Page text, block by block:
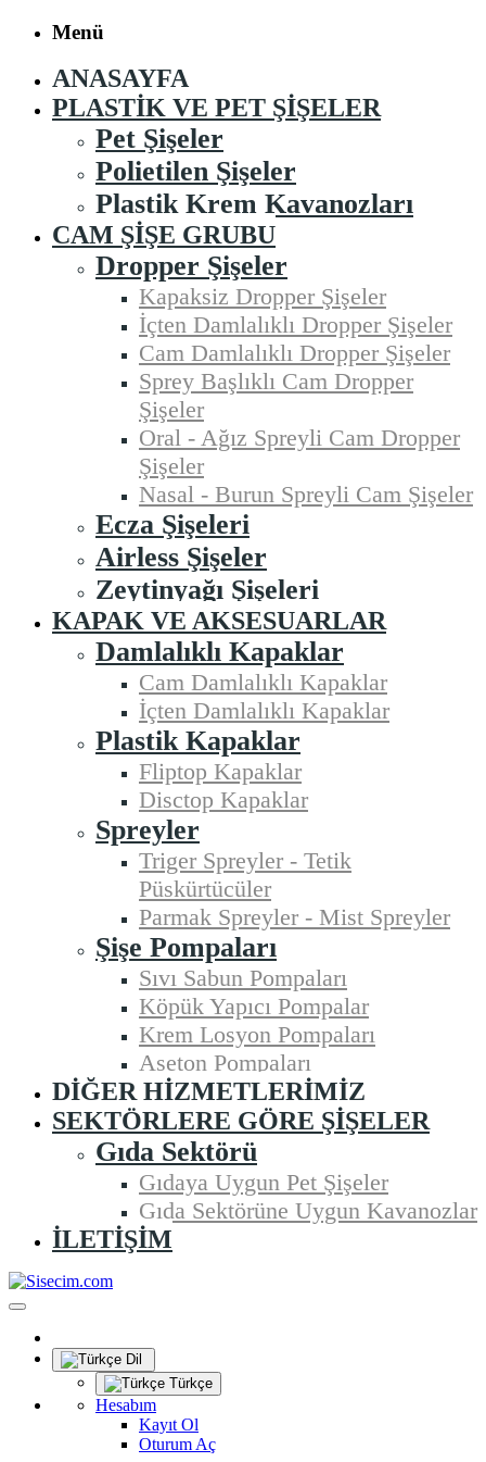
Menü
ANASAYFA
PLASTIK VE PET ŞIŞELER
Pet Şişeler
Polietilen Şişeler
Plastik Krem Kavanozları
CAM ŞIŞE GRUBU
Dropper Şişeler
Kapaksiz Dropper Şişeler
İçten Damlalıklı Dropper Şişeler
Cam Damlalıklı Dropper Şişeler
Sprey Başlıklı Cam Dropper
Şişeler
Oral - Ağız Spreyli Cam Dropper
Şişeler
Nasal - Burun Spreyli Cam Şişeler
Ecza Şişeleri
Airless Şişeler
Zeytinyağı Şişeleri
KAPAK VE AKSESUARLAR
Damlalıklı Kapaklar
Cam Damlalıklı Kapaklar
İçten Damlalıklı Kapaklar
Plastik Kapaklar
Fliptop Kapaklar
Disctop Kapaklar
Spreyler
Triger Spreyler - Tetik
Püskürtücüler
Parmak Spreyler - Mist Spreyler
Şişe Pompaları
Sıvı Sabun Pompaları
Köpük Yapıcı Pompalar
Krem Losyon Pompaları
Aseton Pompaları
DIĞER HIZMETLERIMIZ
SEKTÖRLERE GÖRE ŞIŞELER
Gıda Sektörü
Gıdaya Uygun Pet Şişeler
Gıda Sektörüne Uygun Kavanozlar
İLETIŞIM
Dil
Türkçe
Hesabım
Kayıt Ol
Oturum Aç